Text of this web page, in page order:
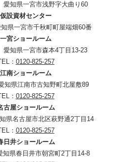
知県一宮市浅野字大曲り60
仮設資材センター
県一宮市千秋町町屋端畑60番
一宮ショールーム
知県一宮市森本4丁目13-23
： 0120-825-257
江南ショールーム
知県江南市古知野町北屋敷89
： 0120-825-257
古屋ショールーム
県名古屋市北区萩野通2丁目14
： 0120-825-257
日井ショールーム
知県春日井市朝宮町2丁目14-8